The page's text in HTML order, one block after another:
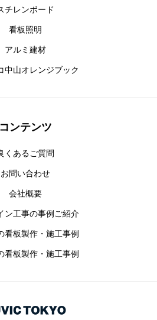
チレンボード
看板照明
アルミ建材
中山オレンジブック
コンテンツ
くあるご質問
お問い合わせ
会社概要
ン工事の事例ご紹介
看板製作・施工事例
看板製作・施工事例